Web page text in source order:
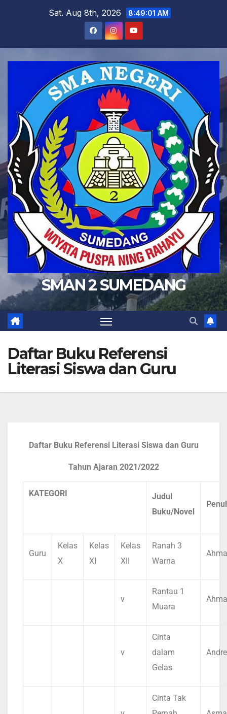
Sat. Aug 8th, 2026 8:49:02 AM
SMAN 2 SUMEDANG
Daftar Buku Referensi
Literasi Siswa dan Guru
Daftar Buku Referensi Literasi Siswa dan Guru
Tahun Ajaran 2021/2022
KATEGORI
Judul
Buku/Novel
Guru
Kelas
X
Kelas
XI
Kelas
XII
Ranah 3
Warna
v
Rantau 1
Muara
v
Cinta
dalam
Gelas
Cinta Tak